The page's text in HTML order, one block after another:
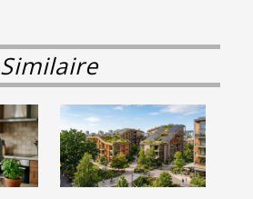
Similaire